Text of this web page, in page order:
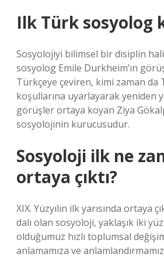
Ilk Türk sosyolog
Sosyolojiyi bilimsel bir disiplin
sosyolog Emile Durkheim’ın
Türkçeye çeviren, kimi zaman da
koşullarına uyarlayarak yeniden
görüşler ortaya koyan Ziya
sosyolojinin kurucusudur.
Sosyoloji ilk ne
ortaya çıktı?
XIX. Yüzyılın ilk yarısında ortaya
dalı olan sosyoloji, yaklaşık iki yüz
olduğumuz hızlı toplumsal
anlamamıza ve